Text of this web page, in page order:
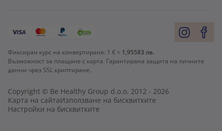
Фиксиран курс на конвертиране: 1 € = 1,95583 лв.
Възможност за плащане с карта. Гарантирана защита на личните
данни чрез SSL криптиране.
Copyright © Be Healthy Group d.o.o. 2012 - 2026
Карта на сайтаИзползване на бисквитките
Настройки на бисквитките